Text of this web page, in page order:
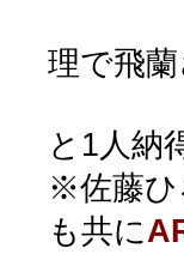
あ、
理で飛
と1人納
※佐藤ひ
も共に